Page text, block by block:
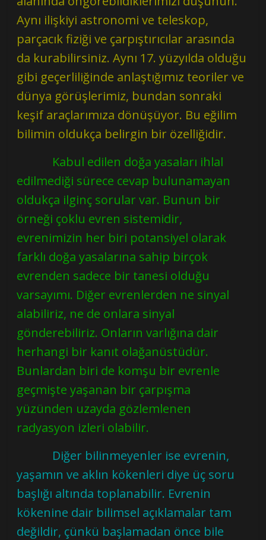
Aynı ilişkiyi astronomi ve teleskop,
parçacık fiziği ve çarpıştırıcılar arasında
da kurabilirsiniz. Aynı 17. yüzyılda olduğu
gibi geçerliliğinde anlaştığımız teoriler ve
dünya görüşlerimiz, bundan sonraki
keşif araçlarımıza dönüşüyor. Bu eğilim
bilimin oldukça belirgin bir özelliğidir.
Kabul edilen doğa yasaları ihlal
edilmediği sürece cevap bulunamayan
oldukça ilginç sorular var. Bunun bir
örneği çoklu evren sistemidir,
evrenimizin her biri potansiyel olarak
farklı doğa yasalarına sahip birçok
evrenden sadece bir tanesi olduğu
varsayımı. Diğer evrenlerden ne sinyal
alabiliriz, ne de onlara sinyal
gönderebiliriz. Onların varlığına dair
herhangi bir kanıt olağanüstüdür.
Bunlardan biri de komşu bir evrenle
geçmişte yaşanan bir çarpışma
yüzünden uzayda gözlemlenen
radyasyon izleri olabilir.
Diğer bilinmeyenler ise evrenin,
yaşamın ve aklın kökenleri diye üç soru
başlığı altında toplanabilir. Evrenin
kökenine dair bilimsel açıklamalar tam
değildir, çünkü başlamadan önce bile